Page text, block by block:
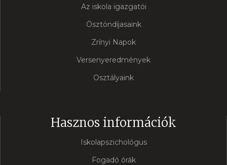
Az iskola igazgatói
Ösztöndíjasaink
Zrínyi Napok
Versenyeredmények
Osztályaink
Hasznos információk
Iskolapszichológus
Fogadó órák